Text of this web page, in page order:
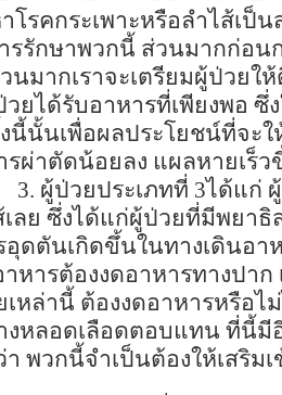
โรคกระเพาะหรือลำไส้เป็
รรักษาพวกนี้ ส่วนมากก่อน
นมากเราจะเตรียมผู้ป่วยใ
วยได้รับอาหารที่เพียงพอ ซึ่
นี้นั้นเพื่อผลประโยชน์ที่จะใ
รผ่าตัดน้อยลง แผลหายเร็
3. ผู้ป่วยประเภทที่ 3ได้แก่
เลย ซึ่งได้แก่ผู้ป่วยที่มีพยาธิ
อุดตันเกิดขึ้นในทางเดินอา
าหารต้องงดอาหารทางปา
เหล่านี้ ต้องงดอาหารหรือไ
งหลอดเลือดตอบแทน ที่นี้มี
า พวกนี้จำเป็นต้องให้เสริ